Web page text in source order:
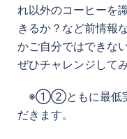
れ以外のコーヒーを
きるか？など前情報
かご自分ではできな
ぜひチャレンジして
※①②ともに最低実
だきます。